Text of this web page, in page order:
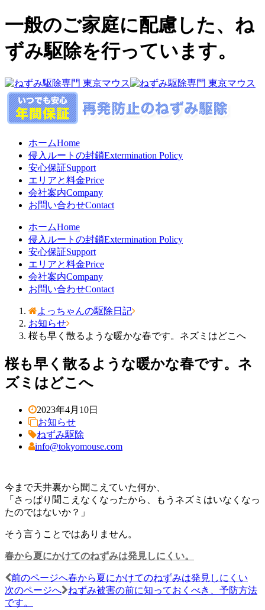
一般のご家庭に配慮した、ね
ずみ駆除を行っています。
ホームHome
侵入ルートの封鎖Extermination Policy
安心保証Support
エリアと料金Price
会社案内Company
お問い合わせContact
ホームHome
侵入ルートの封鎖Extermination Policy
安心保証Support
エリアと料金Price
会社案内Company
お問い合わせContact
よっちゃんの駆除日記
お知らせ
桜も早く散るような暖かな春です。ネズミはどこへ
桜も早く散るような暖かな春です。ネ
ズミはどこへ
2023年4月10日
お知らせ
ねずみ駆除
info@tokyomouse.com
今まで天井裏から聞こえていた何か、
「さっぱり聞こえなくなったから、もうネズミはいなくなっ
たのではないか？」
そう言うことではありません。
春から夏にかけてのねずみは発見しにくい。
投
稿
前のページへ春から夏にかけてのねずみは発見しにくい
次のページへ
ねずみ被害の前に知っておくべき、予防方法
です。